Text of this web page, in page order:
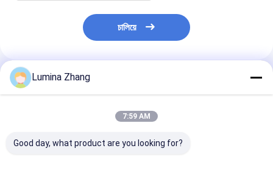
চালিয়ে
প্রস্তাবিত পণ্য
Lumina Zhang
7:59 AM
Good day, what product are you looking for?